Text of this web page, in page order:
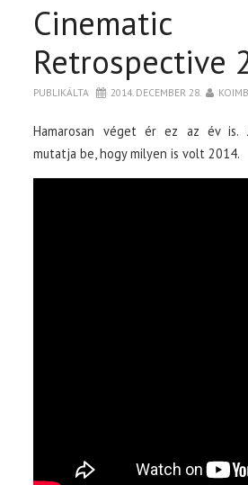
Cinematic
Retrospective
PUBLIKÁLTA 2014. DECEMBER 28.
Hamarosan véget ér ez az év is.
mutatja be, hogy milyen is volt 2014.